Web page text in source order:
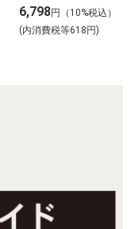
目 1×２０ｍ
6,798円（10%税込）
(内消費税等618円)